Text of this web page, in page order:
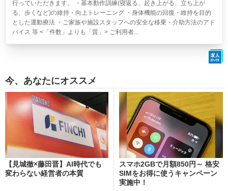
行っていただきます。 ・基本動作訓練(寝返る、起き上がる、立ち上が
る、歩くなど)の維持・向上トレーニング ・身体機能の回復・維持を目的
とした運動療法 ・ご家族や施設スタッフへの安全な移乗・介助方法のアド
バイス 等 <「件数」よりも「質」> ご利用者...
今、あなたにオススメ
【見城徹×藤田晋】AI時代でも
変わらない経営者の本質
スマホ2GBで月額850円～ 格安
SIMをお得に使うキャンペーン
実施中！